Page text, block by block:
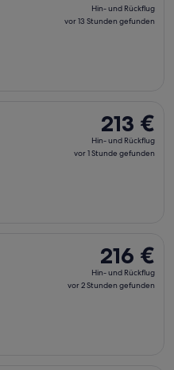
und
Hin- und Rückflug
vor 13 Stunden gefunden
213 €
Hin-
und
213 €
Hin- und Rückflug
vor 1 Stunde gefunden
216 €
Hin-
und
216 €
Hin- und Rückflug
vor 2 Stunden gefunden